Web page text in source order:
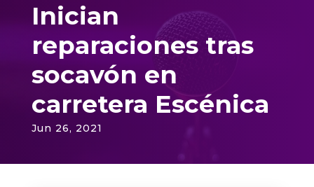
Inician
reparaciones tras
socavón en
carretera Escénica
Jun 26, 2021